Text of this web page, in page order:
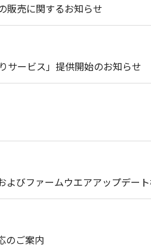
販売に関するお知らせ
サービス」提供開始のお知らせ
びファームウエアアップデー
のご案内